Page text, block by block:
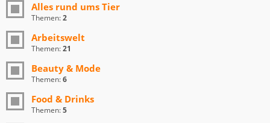
Alles rund ums Tier
Themen:2
Arbeitswelt
Themen:21
Beauty & Mode
Themen:6
Food & Drinks
Themen:5